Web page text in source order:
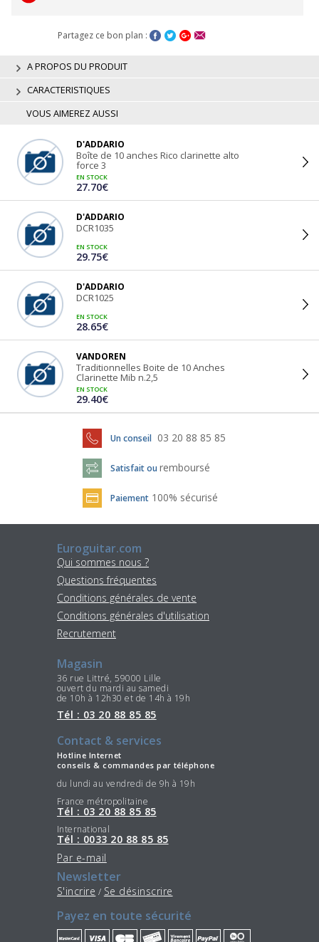
Partagez ce bon plan :
A PROPOS DU PRODUIT
CARACTERISTIQUES
VOUS AIMEREZ AUSSI
D'ADDARIO
Boîte de 10 anches Rico clarinette alto
force 3
EN STOCK
27.70€
D'ADDARIO
DCR1035
EN STOCK
29.75€
D'ADDARIO
DCR1025
EN STOCK
28.65€
VANDOREN
Traditionnelles Boite de 10 Anches
Clarinette Mib n.2,5
EN STOCK
29.40€
Un conseil 03 20 88 85 85
Satisfait ou remboursé
Paiement 100% sécurisé
Euroguitar.com
Qui sommes nous ?
Questions fréquentes
Conditions générales de vente
Conditions générales d'utilisation
Recrutement
Magasin
36 rue Littré, 59000 Lille
ouvert du mardi au samedi
de 10h à 12h30 et de 14h à 19h
Tél : 03 20 88 85 85
Contact & services
Hotline Internet
conseils & commandes par téléphone
du lundi au vendredi de 9h à 19h
France métropolitaine
Tél : 03 20 88 85 85
International
Tél : 0033 20 88 85 85
Par e-mail
Newsletter
S'incrire / Se désinscrire
Payez en toute sécurité